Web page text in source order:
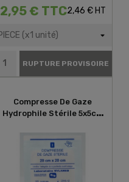
2,95 € TTC2,46 € HT
RUPTURE PROVISOIRE
Compresse De Gaze
Hydrophile Stérile 5x5cm